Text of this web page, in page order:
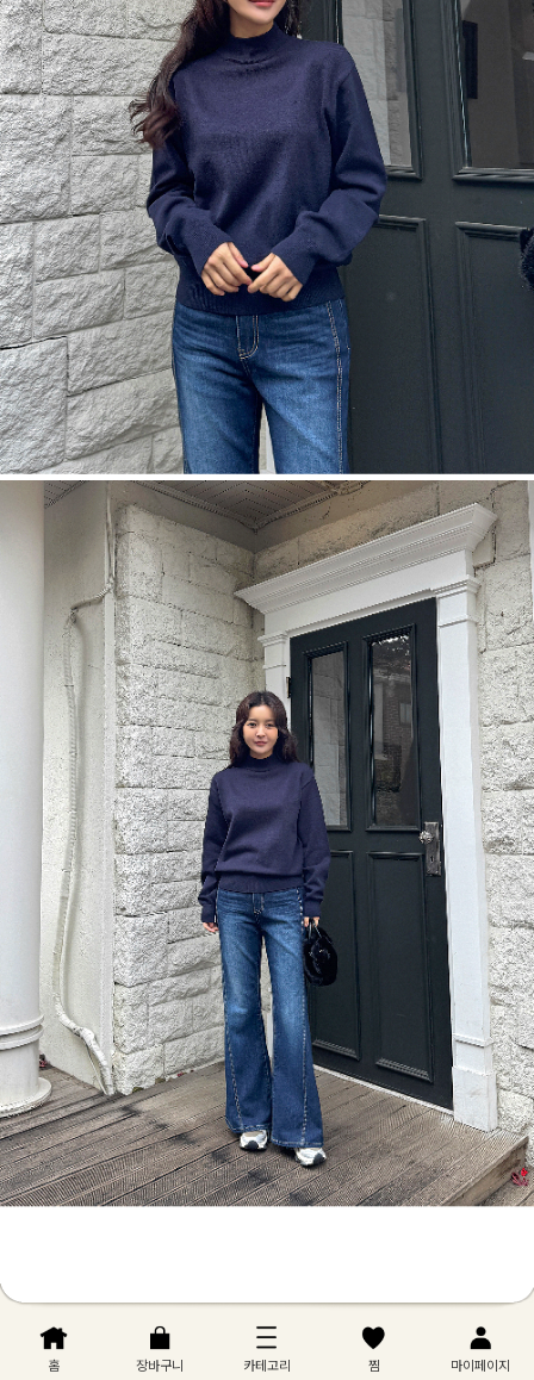
홈 장바구니 카테고리 찜 마이페이지